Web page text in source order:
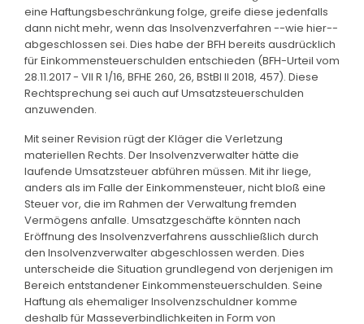
eine Haftungsbeschränkung folge, greife diese jedenfalls
dann nicht mehr, wenn das Insolvenzverfahren --wie hier--
abgeschlossen sei. Dies habe der BFH bereits ausdrücklich
für Einkommensteuerschulden entschieden (BFH-Urteil vom
28.11.2017 - VII R 1/16, BFHE 260, 26, BStBl II 2018, 457). Diese
Rechtsprechung sei auch auf Umsatzsteuerschulden
anzuwenden.
Mit seiner Revision rügt der Kläger die Verletzung
materiellen Rechts. Der Insolvenzverwalter hätte die
laufende Umsatzsteuer abführen müssen. Mit ihr liege,
anders als im Falle der Einkommensteuer, nicht bloß eine
Steuer vor, die im Rahmen der Verwaltung fremden
Vermögens anfalle. Umsatzgeschäfte könnten nach
Eröffnung des Insolvenzverfahrens ausschließlich durch
den Insolvenzverwalter abgeschlossen werden. Dies
unterscheide die Situation grundlegend von derjenigen im
Bereich entstandener Einkommensteuerschulden. Seine
Haftung als ehemaliger Insolvenzschuldner komme
deshalb für Masseverbindlichkeiten in Form von